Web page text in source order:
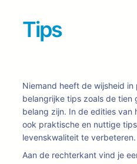
Tips
Niemand heeft de wijsheid
belangrijke tips zoals de tien
belang zijn. In de edities van
ook praktische en nuttige
levenskwaliteit te verbeteren.
Aan de rechterkant vind je